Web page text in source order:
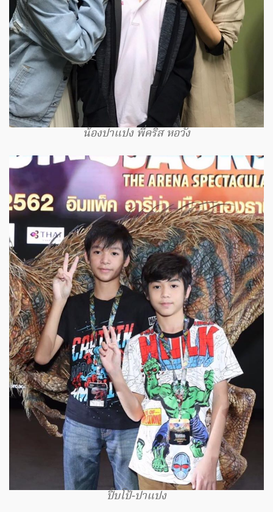
น้องปาแปง พี่คริส หอวัง
ปิ๊บโป้-ปาแปง